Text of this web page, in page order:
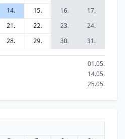
14. 15. 16.
17.
21. 22. 23.
24.
28. 29. 30. 31.
01.05.
14.05.
25.05.